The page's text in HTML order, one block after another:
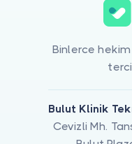
Binlerce
Bulut Klinik
Cevizli Mh.